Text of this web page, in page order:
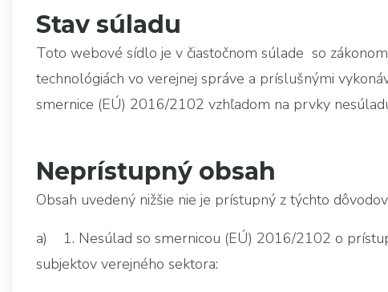
Stav súladu
Toto webové sídlo je v čiastočnom súlade so
technológiách vo verejnej správe a príslušnými
smernice (EÚ) 2016/2102 vzhľadom na prvky
Neprístupný obsah
Obsah uvedený nižšie nie je prístupný z týchto
a) 1. Nesúlad so smernicou (EÚ) 2016/2102 o
subjektov verejného sektora: